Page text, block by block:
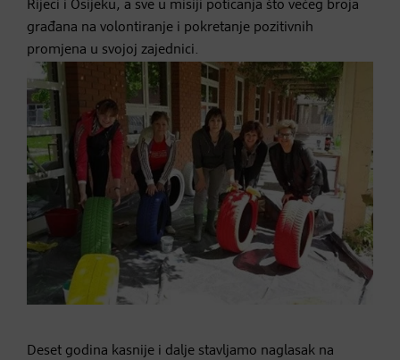
Rijeci i Osijeku, a sve u misiji poticanja što većeg broja
građana na volontiranje i pokretanje pozitivnih
promjena u svojoj zajednici.
Deset godina kasnije i dalje stavljamo naglasak na